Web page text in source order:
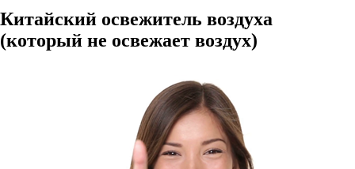
Китайский освежитель воздуха
(который не освежает воздух)